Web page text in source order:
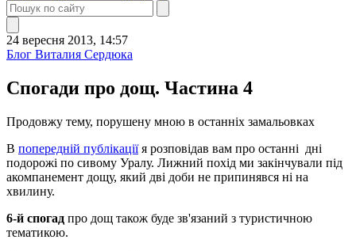
24 вересня 2013, 14:57
Блог Виталия Сердюка
Cпогади про дощ. Частина 4
Продовжу тему, порушену мною в останніх замальовках
В попередній публікаціїя розповідав вам про останні дні
подорожі по сивому Уралу. Лижний похід ми закінчували під
акомпанемент дощу, який дві доби не припинявся ні на
хвилину.
6-й спогад про дощ також буде зв'язаний з туристичною
тематикою.